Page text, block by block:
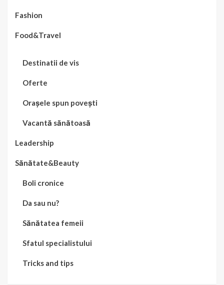
Fashion
Food&Travel
Destinatii de vis
Oferte
Orașele spun povești
Vacantă sănătoasă
Leadership
Sănătate&Beauty
Boli cronice
Da sau nu?
Sănătatea femeii
Sfatul specialistului
Tricks and tips